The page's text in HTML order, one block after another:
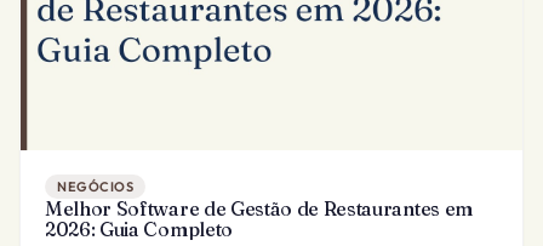
NEGÓCIOS
Melhor Software de Gestão de Restaurantes em
2026: Guia Completo